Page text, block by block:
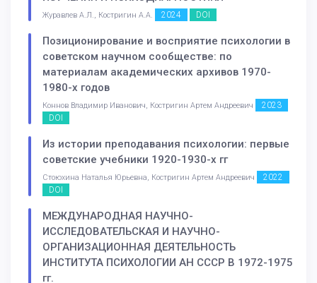
Журавлев А.Л., Костригин А.А. 2024 DOI
Позиционирование и восприятие психологии в
советском научном сообществе: по
материалам академических архивов 1970-
1980-х годов
Коннов Владимир Иванович, Костригин Артем Андреевич
2023
DOI
Из истории преподавания психологии: первые
советские учебники 1920-1930-х гг
Стоюхина Наталья Юрьевна, Костригин Артем Андреевич
2022
DOI
МЕЖДУНАРОДНАЯ НАУЧНО-
ИССЛЕДОВАТЕЛЬСКАЯ И НАУЧНО-
ОРГАНИЗАЦИОННАЯ ДЕЯТЕЛЬНОСТЬ
ИНСТИТУТА ПСИХОЛОГИИ АН СССР В 1972-1975
гг.